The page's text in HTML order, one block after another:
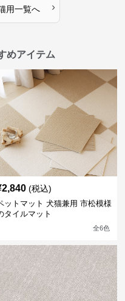
用一覧へ ›
めアイテム
2,840 (税込)
ットマット 犬猫兼用 市松模様
タイルマット
全6色